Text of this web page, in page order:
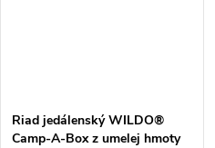
Riad jedálenský WILDO®
Camp-A-Box z umelej hmoty